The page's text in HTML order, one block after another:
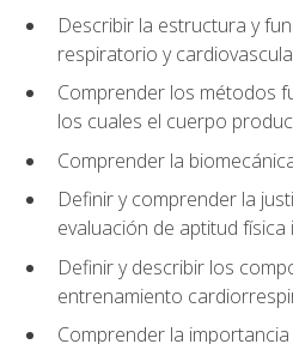
Describir la estructura y
respiratorio y
Comprender los métodos
los cuales el cuerpo
Comprender la
Definir y comprender la
evaluación de aptitud física
Definir y describir los
entrenamiento
Comprender la